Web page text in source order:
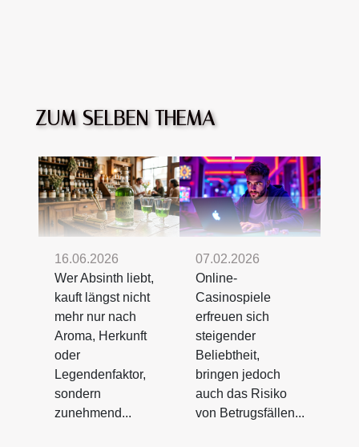
ZUM SELBEN THEMA
16.06.2026
Wer Absinth liebt,
kauft längst nicht
mehr nur nach
Aroma, Herkunft
oder
Legendenfaktor,
sondern
zunehmend...
07.02.2026
Online-
Casinospiele
erfreuen sich
steigender
Beliebtheit,
bringen jedoch
auch das Risiko
von Betrugsfällen...